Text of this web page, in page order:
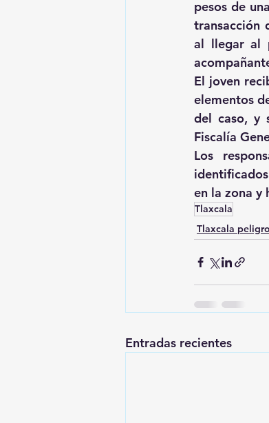
pesos de
transacción
al llegar al
El joven
elementos
del caso, y
Fiscalía
Los
en la zona y
Tlaxcala
Tlaxcala
Entradas recientes